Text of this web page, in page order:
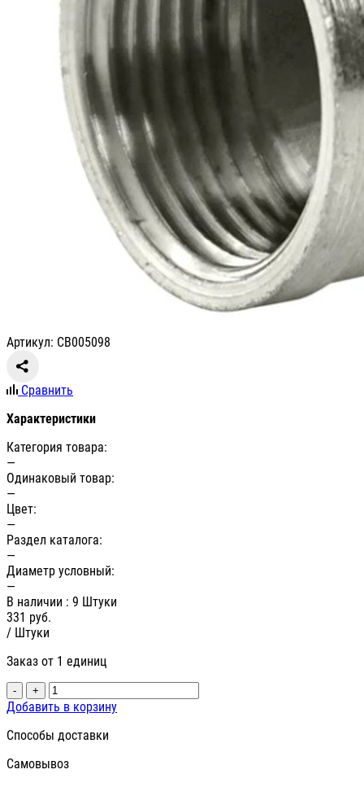
Артикул: СВ005098
Сравнить
Характеристики
Категория товара:
—
Одинаковый товар:
—
Цвет:
—
Раздел каталога:
—
Диаметр условный:
—
В наличии : 9 Штуки
331 руб.
/ Штуки
Заказ от 1 единиц
- +
Добавить в корзину
Способы доставки
Самовывоз